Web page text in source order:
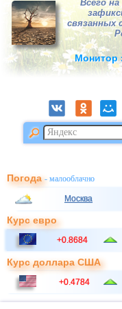
Всего на
связанных
Монитор
Погода- малооблачно
Москва
Курс евро
+0.8684
Курс доллара США
+0.4784